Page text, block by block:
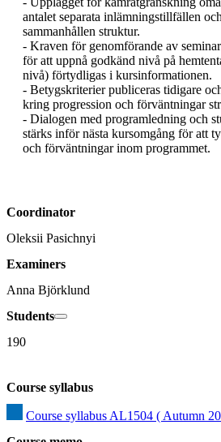
antalet separata inlämningstillfällen
sammanhållen struktur.
- Kraven för genomförande av
för att uppnå godkänd nivå på
nivå) förtydligas i kursinformationen.
- Betygskriterier publiceras tidigare
kring progression och förväntningar
- Dialogen med programledning och
stärks inför nästa kursomgång för att
och förväntningar inom programmet.
Coordinator
Oleksii Pasichnyi
Examiners
Anna Björklund
Students
190
Course syllabus
Course syllabus AL1504 ( Autumn